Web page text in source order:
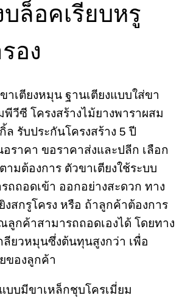
บล็อคเรียบหรู
อง
าเตียงหมุน ฐานเตียงแบบใส่ขา
วีซี โครงสร้างไม้ยางพาราผสม
ล รับประกันโครงสร้าง 5 ปี
ราคา ขอราคาส่งและปลีก เลือก
มต้องการ ตัวขาเตียงใช้ระบบ
ถถอดเข้า ออกอย่างสะดวก ทาง
งสกรูโครง หรือ ถ้าลูกค้าต้องการ
ลูกค้าสามารถถอดเองได้ โดยทาง
ลียวหมุนซึ่งต้นทุนสูงกว่า เพื่อ
ของลูกค้า